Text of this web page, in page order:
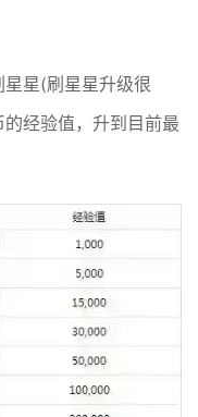
星(刷星星升级很
经验值，升到目前最